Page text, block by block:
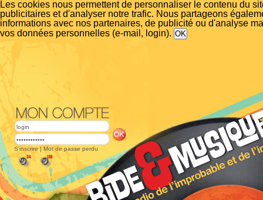
Les cookies nous permettent de personnaliser le contenu du
publicitaires et d'analyser notre trafic. Nous partageons
informations avec nos partenaires, de publicité ou d'analyse
vos données personnelles (e-mail, login).
S'inscrire | Mot de passe perdu